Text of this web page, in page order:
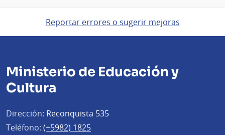
Reportar errores o sugerir mejoras
Ministerio de Educación y
Cultura
Dirección: Reconquista 535
Teléfono: (+5982) 1825